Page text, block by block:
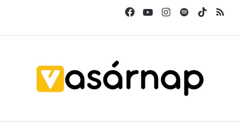
FacebookYouTubeInstagram
SpotifyTikTok